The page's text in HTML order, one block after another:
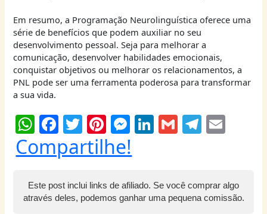
Em resumo, a Programação Neurolinguística oferece uma
série de benefícios que podem auxiliar no seu
desenvolvimento pessoal. Seja para melhorar a
comunicação, desenvolver habilidades emocionais,
conquistar objetivos ou melhorar os relacionamentos, a
PNL pode ser uma ferramenta poderosa para transformar
a sua vida.
W
h
at
s
A
F
a
c
e
b
T
w
itt
er
Pi
nt
er
e
st
M
ss
e
n
Li
e
dI
G
l
T
g
ra
l
Compartilhe!
Este post inclui links de afiliado. Se você comprar algo
através deles, podemos ganhar uma pequena comissão.